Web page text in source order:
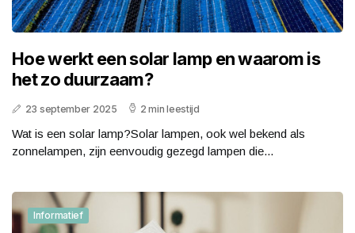
Hoe werkt een solar lamp en waarom is
het zo duurzaam?
23 september 2025 2 min leestijd
Wat is een solar lamp?Solar lampen, ook wel bekend als
zonnelampen, zijn eenvoudig gezegd lampen die...
Informatief